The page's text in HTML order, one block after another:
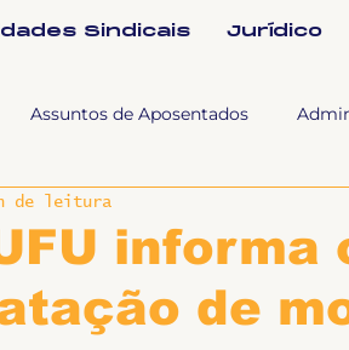
Sindicais Jurídico
Assuntos de Aposentados
Fala SINTET-UFU
Formação e Relações
informa
de
de leitura